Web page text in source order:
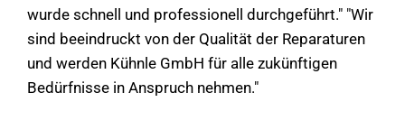
wurde schnell und professionell durchgeführt." "Wir
sind beeindruckt von der Qualität der Reparaturen
und werden Kühnle GmbH für alle zukünftigen
Bedürfnisse in Anspruch nehmen."